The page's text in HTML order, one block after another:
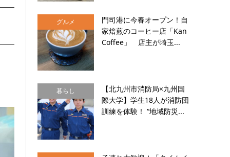
グルメ
門司港に今春オープン！自
家焙煎のコーヒー店「Kan
Coffee」 店主が埼玉...
暮らし
【北九州市消防局×九州国
際大学】学生18人が消防団
訓練を体験！ “地域防災...